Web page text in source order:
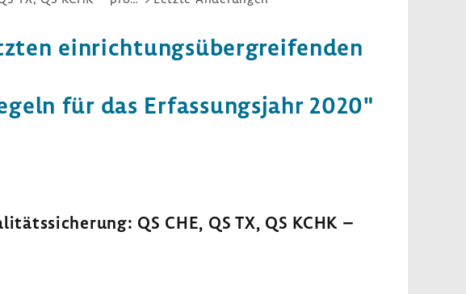
einrich­tungs­über­grei­fenden
für das Erfas­sungs­jahr 2020"
QS CHE, QS TX, QS KCHK –